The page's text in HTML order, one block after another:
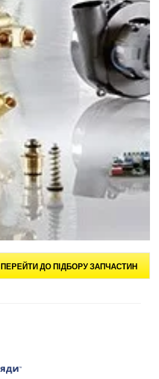
ПЕРЕЙТИ ДО ПІДБОРУ ЗАПЧАСТИН